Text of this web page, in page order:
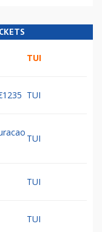
TUI
TUI
TUI
TUI
TUI